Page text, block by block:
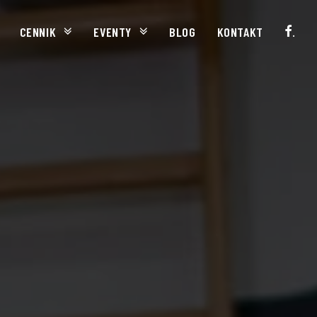
CENNIK EVENTY BLOG KONTAKT .